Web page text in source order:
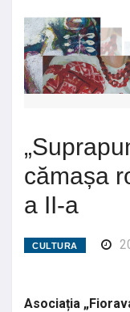
cămașa
a II-a
CULTURA
Asociația